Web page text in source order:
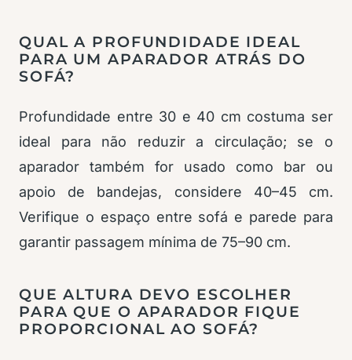
QUAL A PROFUNDIDADE IDEAL
PARA UM APARADOR ATRÁS DO
SOFÁ?
Profundidade entre 30 e 40 cm costuma ser
ideal para não reduzir a circulação; se o
aparador também for usado como bar ou
apoio de bandejas, considere 40–45 cm.
Verifique o espaço entre sofá e parede para
garantir passagem mínima de 75–90 cm.
QUE ALTURA DEVO ESCOLHER
PARA QUE O APARADOR FIQUE
PROPORCIONAL AO SOFÁ?